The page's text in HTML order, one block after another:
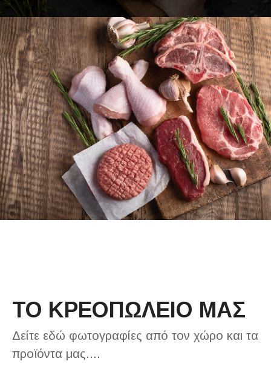
ΤΟ ΚΡΕΟΠΩΛΕΙΟ ΜΑΣ
Δείτε εδώ φωτογραφίες από τον χώρο και τα
προϊόντα μας....